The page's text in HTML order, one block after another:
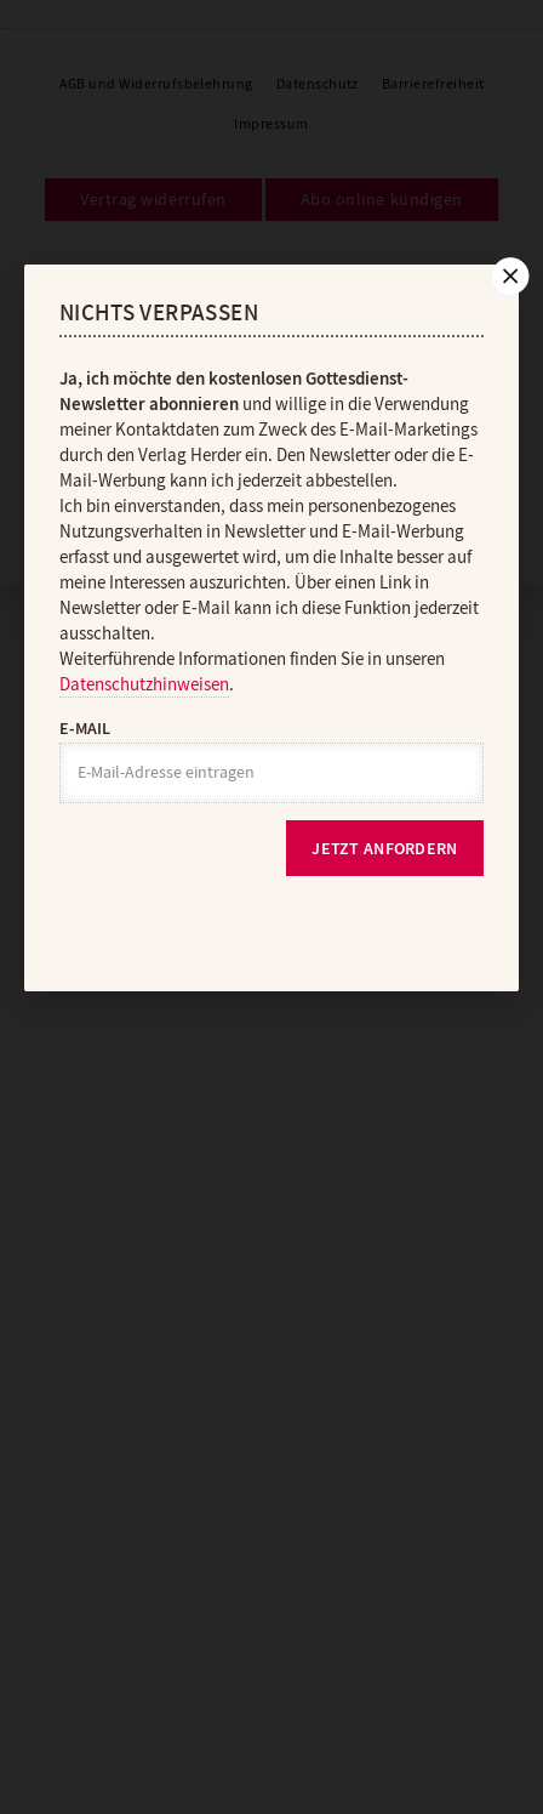
AGB und Widerrufsbelehrung Datenschutz Barrierefreiheit
Impressum
Vertrag widerrufen Abo online kündigen
Nach oben
NICHTS VERPASSEN
Ja, ich möchte den kostenlosen Gottesdienst-
Newsletter abonnierenund willige in die Verwendung
meiner Kontaktdaten zum Zweck des E-Mail-Marketings
durch den Verlag Herder ein. Den Newsletter oder die E-
Mail-Werbung kann ich jederzeit abbestellen.
Ich bin einverstanden, dass mein personenbezogenes
Nutzungsverhalten in Newsletter und E-Mail-Werbung
erfasst und ausgewertet wird, um die Inhalte besser auf
meine Interessen auszurichten. Über einen Link in
Newsletter oder E-Mail kann ich diese Funktion jederzeit
ausschalten.
Weiterführende Informationen finden Sie in unseren
Datenschutzhinweisen.
E-MAIL
JETZT ANFORDERN